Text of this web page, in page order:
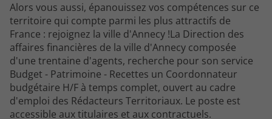
Alors vous aussi, épanouissez vos compétences sur ce
territoire qui compte parmi les plus attractifs de
France : rejoignez la ville d'Annecy !La Direction des
affaires financières de la ville d'Annecy composée
d'une trentaine d'agents, recherche pour son service
Budget - Patrimoine - Recettes un Coordonnateur
budgétaire H/F à temps complet, ouvert au cadre
d'emploi des Rédacteurs Territoriaux. Le poste est
accessible aux titulaires et aux contractuels.